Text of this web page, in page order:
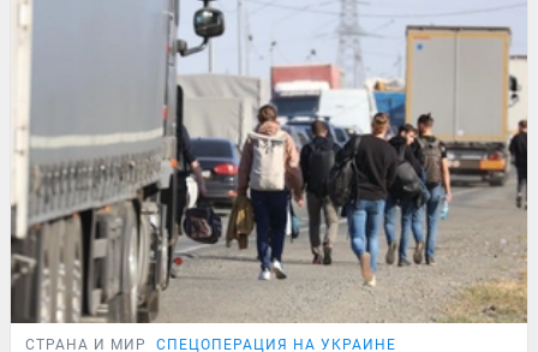
СТРАНА И МИР СПЕЦОПЕРАЦИЯ НА УКРАИНЕ